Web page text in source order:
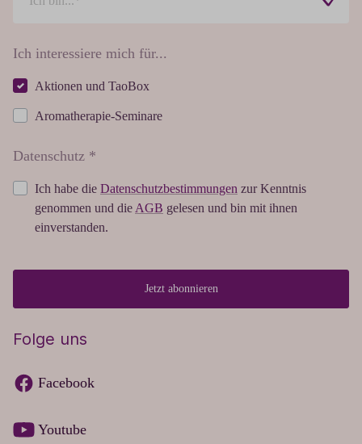
Ich interessiere mich für...
Aktionen und TaoBox
Aromatherapie-Seminare
Datenschutz *
Ich habe die Datenschutzbestimmungen zur Kenntnis
genommen und die AGB gelesen und bin mit ihnen
einverstanden.
Jetzt abonnieren
Folge uns
Facebook
Youtube